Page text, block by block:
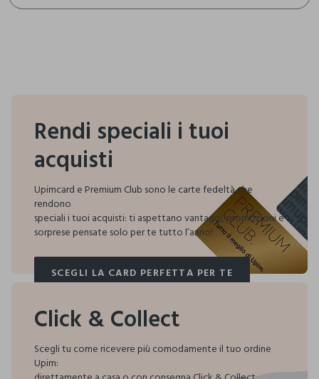
Rendi speciali i tuoi
acquisti
Upimcard e Premium Club sono le carte fedeltà che
rendono
speciali i tuoi acquisti:ti aspettano vantaggi, promozioni e
sorprese pensate solo per te tutto l’anno!
SCEGLI LA CARD PERFETTA PER TE
SCEGLI LA CARD PERFETTA PER TE
Click & Collect
Scegli tu come ricevere più comodamente il tuo ordine
Upim: